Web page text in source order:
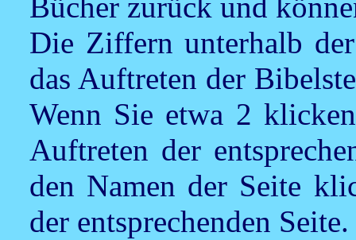
Bücher zurück und
Die Ziffern unterhalb
das Auftreten der
Wenn Sie etwa 2
Auftreten der
den Namen der Seite
der entsprechenden Seite.